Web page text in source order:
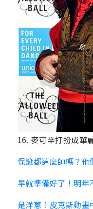
16. 麥可辛打扮成華
保鑣都這麼帥嗎？
早就準備好了！明
是洋蔥！皮克斯動